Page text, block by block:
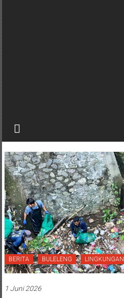
BERITA BULELENG LINGKUNGAN
1 Juni 2026